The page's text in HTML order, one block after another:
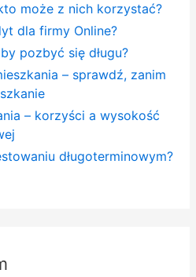
może z nich korzystać?
dla firmy Online?
pozbyć się długu?
– sprawdź, zanim
– korzyści a wysokość
długoterminowym?